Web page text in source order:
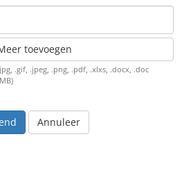
toevoegen
.gif, .jpeg, .png, .pdf, .xlxs, .docx, .doc
Annuleer